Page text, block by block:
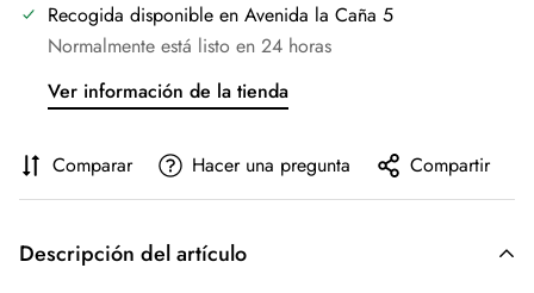
Recogida disponible en Avenida la Caña 5
Normalmente está listo en 24 horas
Ver información de la tienda
Comparar Hacer una pregunta Compartir
Descripción del artículo